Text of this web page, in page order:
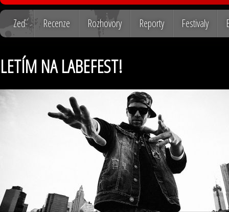
Zeď Recenze Rozhovory Reporty Festivaly
LETÍM NA LABEFEST!